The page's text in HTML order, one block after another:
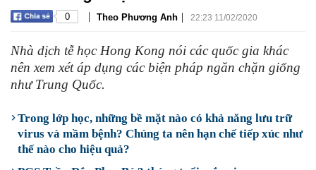
0 | Theo Phương Anh | 22:23 11/02/2020
Nhà dịch tễ học Hong Kong nói các quốc gia khác
nên xem xét áp dụng các biện pháp ngăn chặn giống
như Trung Quốc.
Trong lớp học, những bề mặt nào có khả năng lưu trữ
virus và mầm bệnh? Chúng ta nên hạn chế tiếp xúc như
thế nào cho hiệu quả?